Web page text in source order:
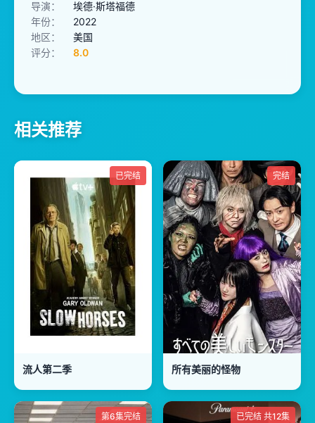
导演：
埃德·斯塔福德
年份：
2022
地区：
美国
评分：
8.0
相关推荐
已完结
流人第二季
完结
所有美丽的怪物
第6集完结 已完结 共12集